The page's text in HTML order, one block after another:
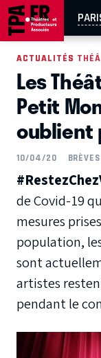
AIX-MARSEILLE
EN TOURNÉE
ACTUALITÉS
ACTUALITÉS
Les
Petit
oublient
10/04/20 BRÈVES
de Covid-19
mesures
population,
sont
artistes
pendant le